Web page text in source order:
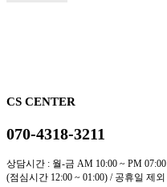
CS CENTER
070-4318-3211
상담시간 : 월-금 AM 10:00 ~ PM 07:00
(점심시간 12:00 ~ 01:00) / 공휴일 제외